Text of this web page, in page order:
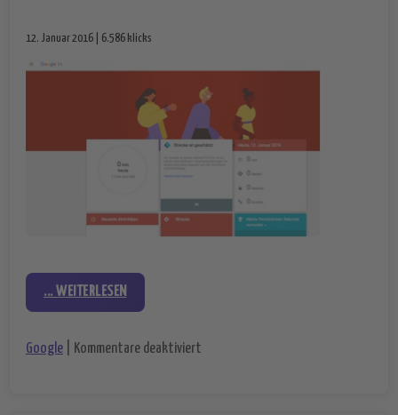
12. Januar 2016 | 6.586 klicks
... WEITERLESEN
Google Kommentare deaktiviert